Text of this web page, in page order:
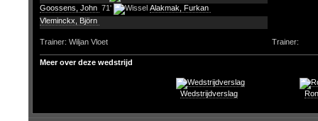
Goossens, John 71'
Alakmak, Furkan
Vleminckx, Björn
Trainer: Wiljan Vloet Trainer:
Meer over deze wedstrijd
Wedstrijdverslag